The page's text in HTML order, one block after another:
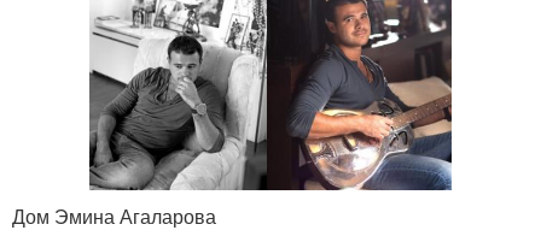
Дом Эмина Агаларова